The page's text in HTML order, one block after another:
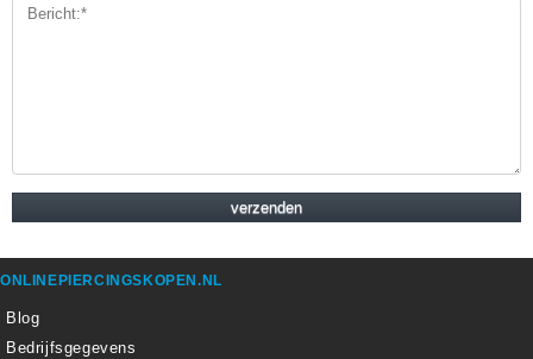
ONLINEPIERCINGSKOPEN.NL
Blog
Bedrijfsgegevens